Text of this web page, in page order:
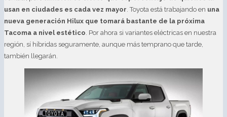
usan en ciudades es cada vez mayor . Toyota está trabajando en una
nueva generación Hilux que tomará bastante de la próxima
Tacoma a nivel estético . Por ahora si variantes eléctricas en nuestra
región, sí híbridas seguramente, aunque más temprano que tarde,
también llegarán.